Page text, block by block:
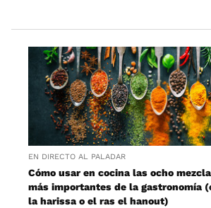
EN DIRECTO AL PALADAR
Cómo usar en cocina las ocho
más importantes de la gastronomía
la harissa o el ras el hanout)